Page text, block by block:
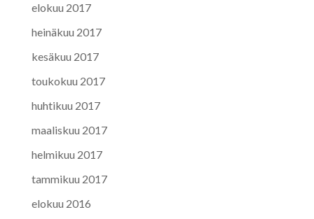
elokuu 2017
heinäkuu 2017
kesäkuu 2017
toukokuu 2017
huhtikuu 2017
maaliskuu 2017
helmikuu 2017
tammikuu 2017
elokuu 2016